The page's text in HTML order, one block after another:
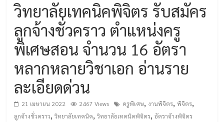
วิทยาลัยเทคนิคพิจิตร รับสมัคร
ลูกจ้างชั่วคราว ตำแหน่งครู
พิเศษสอน จำนวน 16 อัตรา
หลากหลายวิชาเอก อ่านราย
ละเอียดด่วน
21 เมษายน 2022 2467 Views ครูพิเศษ, งานพิจิตร,พิจิตร,
ลูกจ้างชั่วคราว,วิทยาลัยเทคนิค,วิทยาลัยเทคนิคพิจิตร,อัตราจ้างพิจิตร